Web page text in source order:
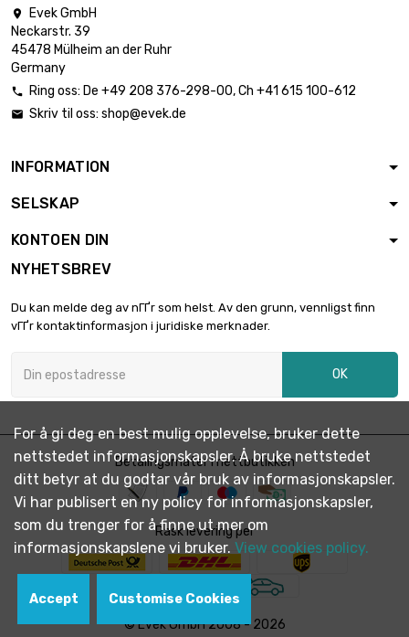
1000mm
Tykkelse /
styrke : 8mm
2000mm
bredde :
styrke : 12mm
€ 34,628.00
bredde :
1000mm
Tykkelse / styrke

Evek GmbH
Neckarstr. 39
45478 Mülheim an der Ruhr
Germany
 Ring oss: De +49 208 376-298-00, Ch +41 615 100-612
 Skriv til oss: shop@evek.de
INFORMATION
SELSKAP
KONTOEN DIN
NYHETSBREV
Du kan melde deg av nГҐr som helst. Av den grunn, vennligst finn
vГҐr kontaktinformasjon i juridiske merknader.
OK
Betalingsmåter i nettbutikken
Rask levering per
© Evek GmbH 2008 - 2026
For å gi deg en best mulig opplevelse, bruker dette
nettstedet informasjonskapsler. Å bruke nettstedet
ditt betyr at du godtar vår bruk av informasjonskapsler.
Vi har publisert en ny policy for informasjonskapsler,
som du trenger for å finne ut mer om
informasjonskapslene vi bruker. View cookies policy.
Accept Customise Cookies